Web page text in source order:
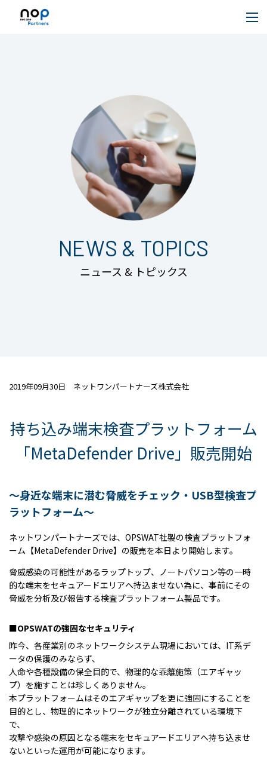
NEWS & TOPICS
ニュース & トピックス
2019年09月30日 ネットワンパートナーズ株式会社
持ち込み端末検査プラットフォーム
「MetaDefender Drive」販売開始
〜身近な端末に潜む脅威をチェック・USB型検査プ
ラットフォーム〜
ネットワンパートナーズでは、OPSWAT社製の検査プラットフォ
ーム【MetaDefender Drive】の販売を本日より開始します。
脅威感染の可能性があるラップトップ、ノートパソコン等の一時
的な端末をセキュアードエリアへ持込ませない為に、事前にその
脅威を分析及び報告する検査プラットフォーム製品です。
■OPSWATの強固なセキュリティ
昨今、各産業別のネットワークシステム現場においては、IT系デ
ータの保護のみならず、
人命や各種設備の保全目的で、物理的な乖離施策（エアギャッ
プ）を施すことは珍しくありません。
本プラットフォームはそのエアギャップを更に強固にすることを
目的とし、物理的にネットワークが独立分離されている環境下
で、
攻撃や感染の原因となる端末をセキュアードエリアへ持ち込ませ
ないといった運用が可能になります。